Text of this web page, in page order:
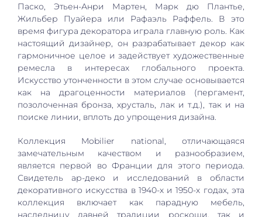
Паско, Этьен-Анри Мартен, Марк дю Плантье,
Жильбер Пуайера или Рафаэль Раффель. В это
время фигура декоратора играла главную роль. Как
настоящий дизайнер, он разрабатывает декор как
гармоничное целое и задействует художественные
ремесла в интересах глобального проекта.
Искусство утонченности в этом случае основывается
как на драгоценности материалов (пергамент,
позолоченная бронза, хрусталь, лак и т.д.), так и на
поиске линии, вплоть до упрощения дизайна.
Коллекция Mobilier national, отличающаяся
замечательным качеством и разнообразием,
является первой во Франции для этого периода.
Свидетель ар-деко и исследований в области
декоративного искусства в 1940-х и 1950-х годах, эта
коллекция включает как парадную мебель,
наследницу давней традиции роскоши, так и